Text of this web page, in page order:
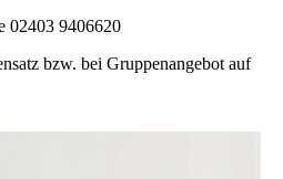
02403 9406620
bzw. bei Gruppenangebot auf